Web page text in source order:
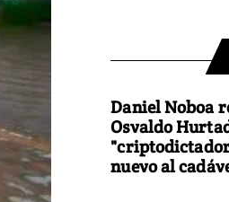
Daniel Noboa
Osvaldo
nuevo al